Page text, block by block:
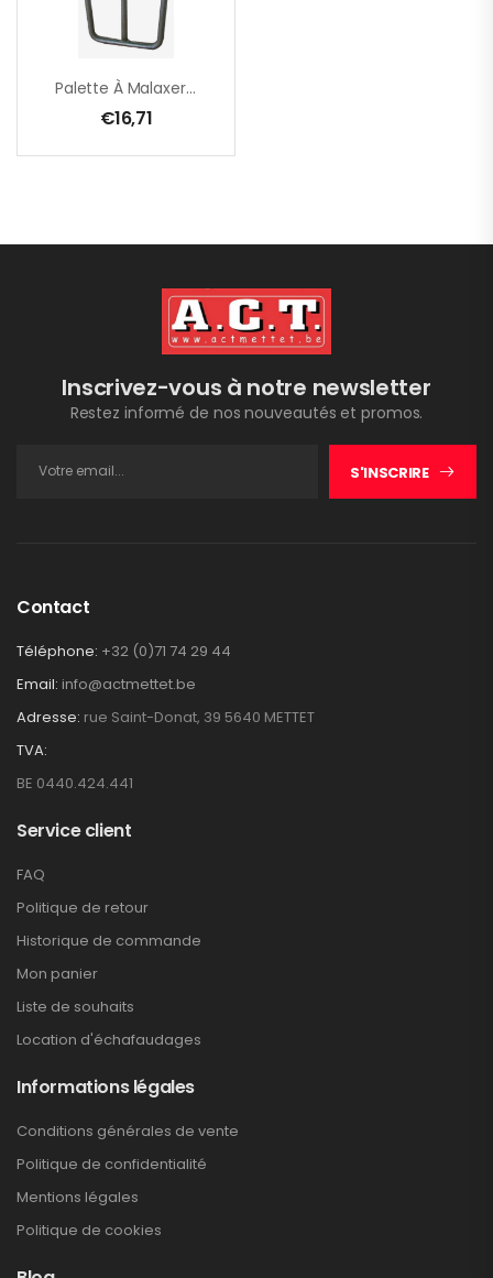
Palette À Malaxer RPG 160 – M 14 – 160 X 600 Mm
€16,71
Inscrivez-vous à notre newsletter
Restez informé de nos nouveautés et promos.
S'INSCRIRE
Contact
Téléphone: +32 (0)71 74 29 44
Email: info@actmettet.be
Adresse: rue Saint-Donat, 39 5640 METTET
TVA:
BE 0440.424.441
Service client
FAQ
Politique de retour
Historique de commande
Mon panier
Liste de souhaits
Location d'échafaudages
Informations légales
Conditions générales de vente
Politique de confidentialité
Mentions légales
Politique de cookies